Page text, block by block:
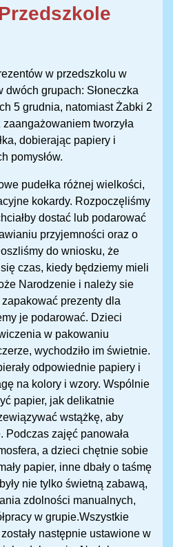
w przedszkolu w
dwóch grupach: Słoneczka
5 grudnia, natomiast Żabki 2
tworzyła
dobierając papiery i
pomysłów.
pudełka różnej wielkości,
kokardy. Rozpoczęliśmy
dostać lub podarować
przyjemności oraz o
do wniosku, że
czas, kiedy będziemy mieli
Narodzenie i należy sie
prezenty dla
je podarować. Dzieci
w pakowaniu
wychodziło im świetnie.
odpowiednie papiery i
na kolory i wzory. Wspólnie
papier, jak delikatnie
wstążkę, aby
Podczas zajęć panowała
a dzieci chętnie sobie
papier, inne dbały o taśmę
nie tylko świetną zabawą,
zdolności manualnych,
w grupie.Wszystkie
następnie ustawione w